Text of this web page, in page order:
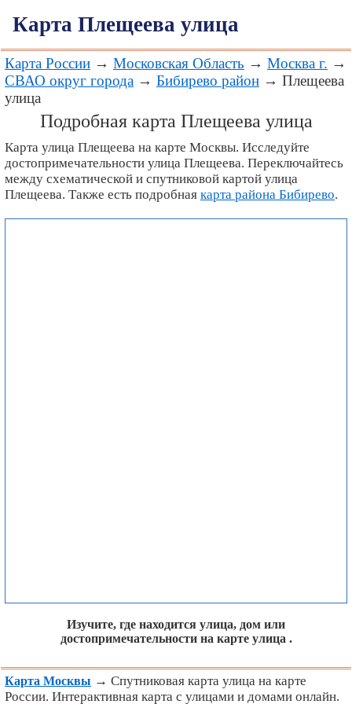
Карта Плещеева улица
Карта России → Московская Область → Москва г. →
СВАО округ города → Бибирево район → Плещеева
улица
Подробная карта Плещеева улица
Карта улица Плещеева на карте Москвы. Исследуйте
достопримечательности улица Плещеева. Переключайтесь
между схематической и спутниковой картой улица
Плещеева. Также есть подробная карта района Бибирево.
Изучите, где находится улица, дом или
достопримечательности на карте улица .
Карта Москвы → Спутниковая карта улица на карте
России. Интерактивная карта с улицами и домами онлайн.